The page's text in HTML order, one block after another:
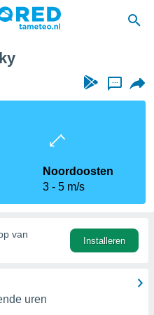
...
Noordoosten
3
5 m/s
van
Installeren
uren